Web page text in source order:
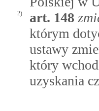
2) art. 148
którym
ustawy
który
uzyskania